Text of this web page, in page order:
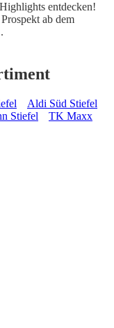
entdecken!
ab dem
Aldi Süd Stiefel
Stiefel
TK Maxx